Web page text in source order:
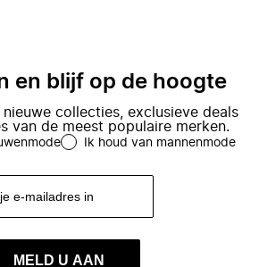
en blijf op de hoogte
collecties, exclusieve deals
van de meest populaire merken.
Ik houd van mannenmode
MELD U AAN